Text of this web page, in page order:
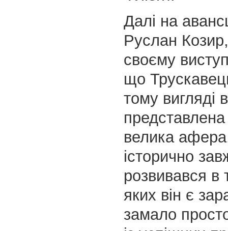
Далі на
Руслан
своєму
що
тому вигляді
представлена
велика
історично
розвивався в
яких він є
замало